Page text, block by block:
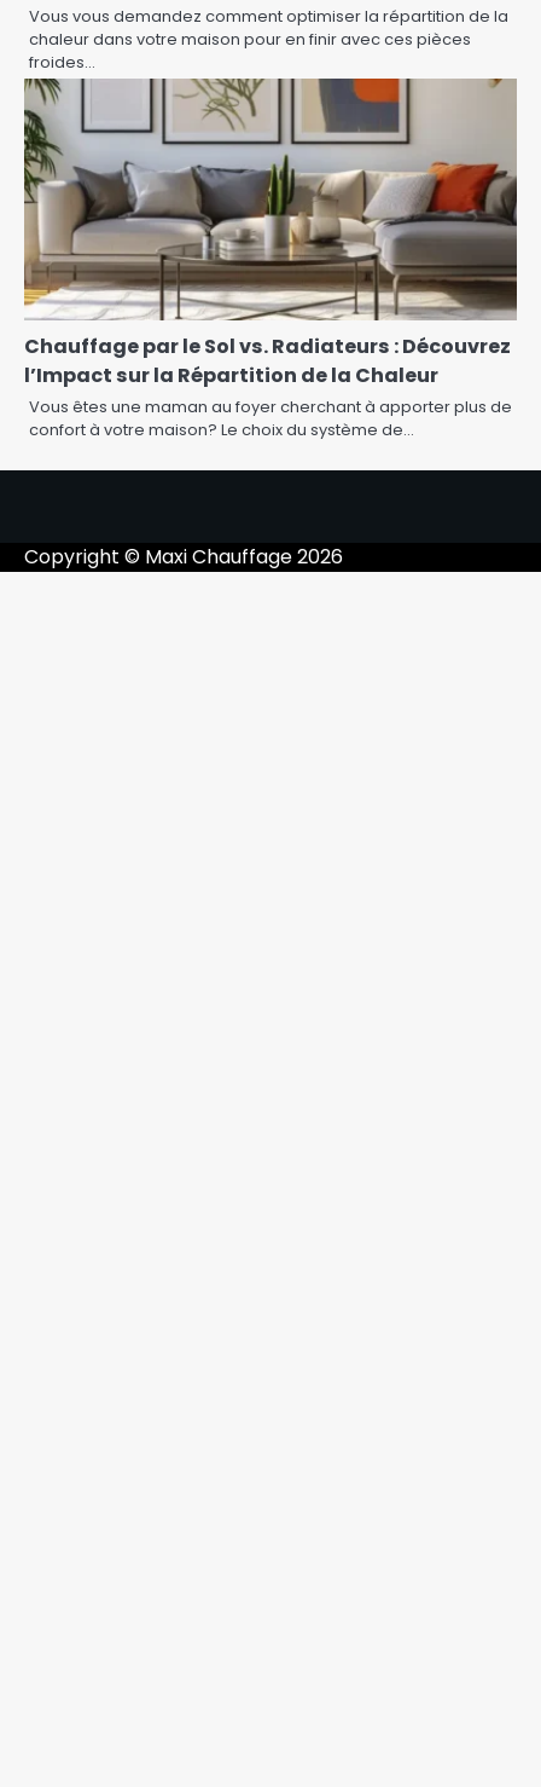
Vous vous demandez comment optimiser la répartition de la
chaleur dans votre maison pour en finir avec ces pièces
froides…
Chauffage par le Sol vs. Radiateurs : Découvrez
l’Impact sur la Répartition de la Chaleur
Vous êtes une maman au foyer cherchant à apporter plus de
confort à votre maison? Le choix du système de…
Copyright © Maxi Chauffage 2026